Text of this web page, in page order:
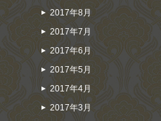
2017年8月
2017年7月
2017年6月
2017年5月
2017年4月
2017年3月